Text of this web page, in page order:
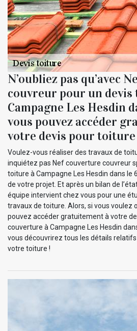
N’oubliez pas qu’avec
couvreur pour un
Campagne Les Hesdin
vous pouvez accéder
votre devis pour toiture
Voulez-vous réaliser des travaux de
inquiétez pas Nef couverture couvreur
toiture à Campagne Les Hesdin dans le
de votre projet. Et après un bilan de
équipe intervient chez vous pour une
travaux de toiture. Alors, si vous voulez
pouvez accéder gratuitement à votre
couverture à Campagne Les Hesdin
vous découvrirez tous les détails
votre toiture !